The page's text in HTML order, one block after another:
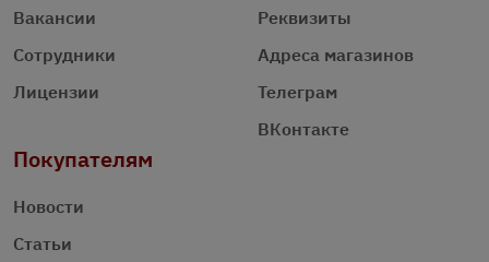
Вакансии
Сотрудники
Лицензии
Реквизиты
Адреса магазинов
Телеграм
ВКонтакте
Покупателям
Новости
Статьи